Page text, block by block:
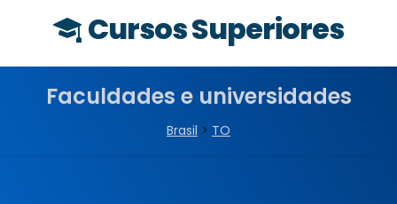
Cursos Superiores
Faculdades e universidades
Brasil > TO